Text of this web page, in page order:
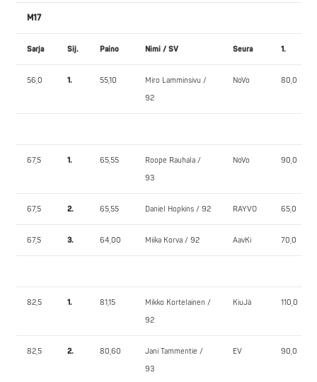
M17
Sarja Sij. Paino Nimi / SV Seura 1.
56,0 1. 55,10
Miro Lamminsivu /
92
NoVo 80,0
67,5 1. 65,55
Roope Rauhala /
93
NoVo 90,0
67,5 2. 65,55 Daniel Hopkins / 92 RAYVO 65,0
67,5 3. 64,00 Miika Korva / 92 AavKi 70,0
82,5 1. 81,15
Mikko Kortelainen /
92
KiuJä 110,0
82,5 2. 80,60
Jani Tammentie /
93
EV 90,0